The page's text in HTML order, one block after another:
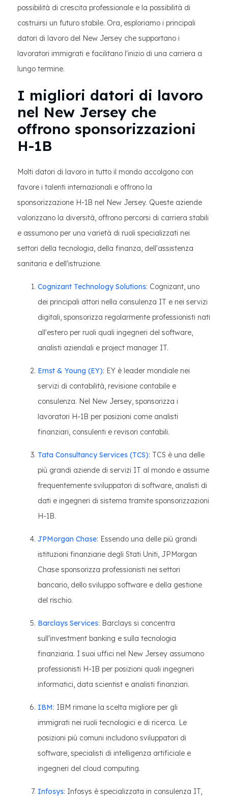
possibilità di crescita professionale e la possibilità di
costruirsi un futuro stabile. Ora, esploriamo i principali
datori di lavoro del New Jersey che supportano i
lavoratori immigrati e facilitano l'inizio di una carriera a
lungo termine.
I migliori datori di lavoro
nel New Jersey che
offrono sponsorizzazioni
H-1B
Molti datori di lavoro in tutto il mondo accolgono con
favore i talenti internazionali e offrono la
sponsorizzazione H-1B nel New Jersey. Queste aziende
valorizzano la diversità, offrono percorsi di carriera stabili
e assumono per una varietà di ruoli specializzati nei
settori della tecnologia, della finanza, dell'assistenza
sanitaria e dell'istruzione.
Cognizant Technology Solutions: Cognizant, uno
dei principali attori nella consulenza IT e nei servizi
digitali, sponsorizza regolarmente professionisti nati
all'estero per ruoli quali ingegneri del software,
analisti aziendali e project manager IT.
Ernst & Young (EY): EY è leader mondiale nei
servizi di contabilità, revisione contabile e
consulenza. Nel New Jersey, sponsorizza i
lavoratori H-1B per posizioni come analisti
finanziari, consulenti e revisori contabili.
Tata Consultancy Services (TCS): TCS è una delle
più grandi aziende di servizi IT al mondo e assume
frequentemente sviluppatori di software, analisti di
dati e ingegneri di sistema tramite sponsorizzazioni
H-1B.
JPMorgan Chase: Essendo una delle più grandi
istituzioni finanziarie degli Stati Uniti, JPMorgan
Chase sponsorizza professionisti nei settori
bancario, dello sviluppo software e della gestione
del rischio.
Barclays Services: Barclays si concentra
sull'investment banking e sulla tecnologia
finanziaria. I suoi uffici nel New Jersey assumono
professionisti H-1B per posizioni quali ingegneri
informatici, data scientist e analisti finanziari.
IBM: IBM rimane la scelta migliore per gli
immigrati nei ruoli tecnologici e di ricerca. Le
posizioni più comuni includono sviluppatori di
software, specialisti di intelligenza artificiale e
ingegneri del cloud computing.
Infosys: Infosys è specializzata in consulenza IT,